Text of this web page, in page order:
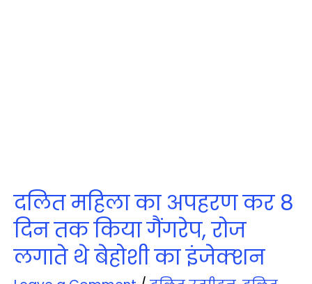
दलित महिला का अपहरण कर 8
दिन तक किया गैंगरेप, रोज
लगाते थे बेहोशी का इंजेक्‍शन